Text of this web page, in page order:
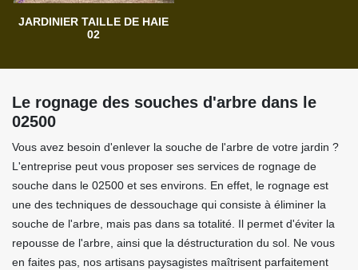
JARDINIER TAILLE DE HAIE
02
Le rognage des souches d'arbre dans le
02500
Vous avez besoin d'enlever la souche de l'arbre de votre jardin ?
L'entreprise peut vous proposer ses services de rognage de
souche dans le 02500 et ses environs. En effet, le rognage est
une des techniques de dessouchage qui consiste à éliminer la
souche de l'arbre, mais pas dans sa totalité. Il permet d'éviter la
repousse de l'arbre, ainsi que la déstructuration du sol. Ne vous
en faites pas, nos artisans paysagistes maîtrisent parfaitement